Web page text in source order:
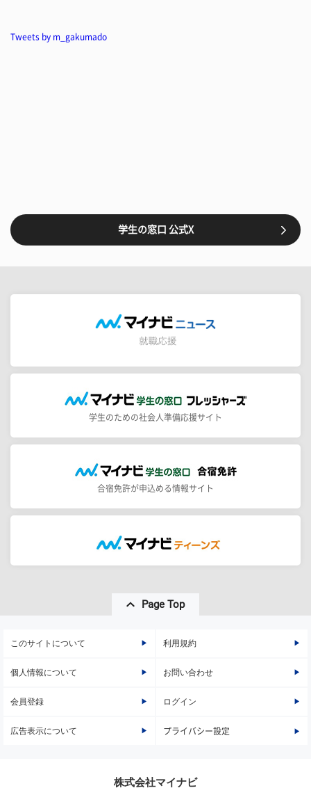
Tweets by m_gakumado
学生の窓口 公式X
学生のための社会人準備応援サイト
合宿免許が申込める情報サイト
Page Top
このサイトについて 利用規約
個人情報について お問い合わせ
会員登録 ログイン
広告表示について プライバシー設定
株式会社マイナビ